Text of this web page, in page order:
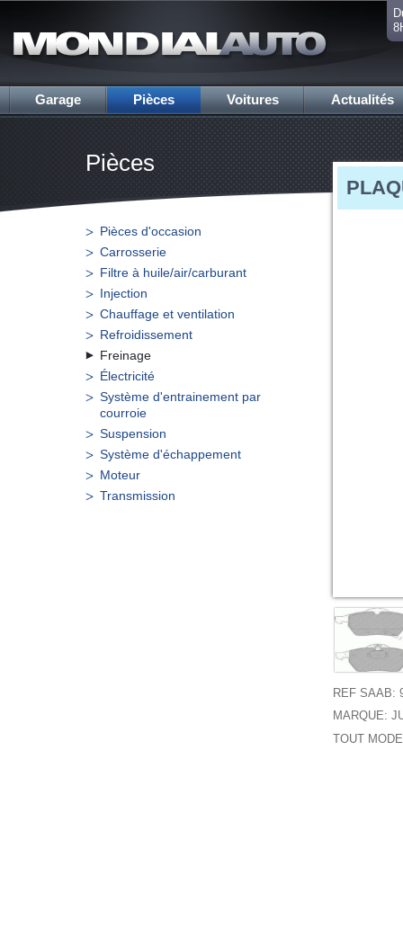
REF SAAB:
MARQUE:
TOUT
Garage Pièces Voitures Actualités
Pièces
Pièces d'occasion
Carrosserie
Filtre à huile/air/carburant
Injection
Chauffage et ventilation
Refroidissement
Freinage
Électricité
Système d'entrainement par
courroie
Suspension
Système d'échappement
Moteur
Transmission